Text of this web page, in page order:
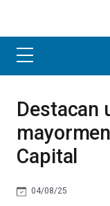
Destacan
Capital
04/08/25